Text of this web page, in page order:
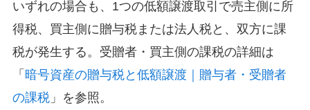
いずれの場合も、1つの低額譲渡取引で売主側に所
得税、買主側に贈与税または法人税と、双方に課
税が発生する。受贈者・買主側の課税の詳細は
「 暗号資産の贈与税と低額譲渡｜贈与者・受贈者
の課税」を参照。